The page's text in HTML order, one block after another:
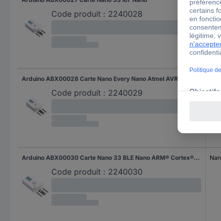
Code produit : 2240028
Arduino ABX00028 Carte Nano Every Nano Atmel AVR
Code produit : 2240029
Arduino ABX00030 Carte Nano 33 BLE Nano ARM® Cortex®-M4
Code produit : 2240030